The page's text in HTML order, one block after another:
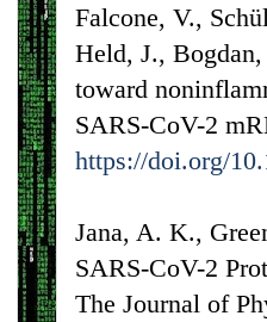
Falcone, V.,
Held, J.,
toward
SARS-CoV-2
https://doi.org/
Jana, A. K.,
SARS-CoV-2
The Journal of